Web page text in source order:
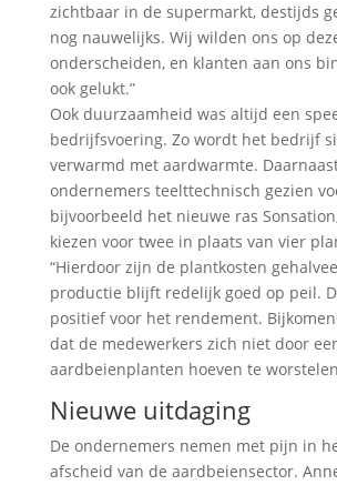
zichtbaar in de supermarkt, destijds
nog nauwelijks. Wij wilden ons op
onderscheiden, en klanten aan ons
ook gelukt.”
Ook duurzaamheid was altijd een
bedrijfsvoering. Zo wordt het bedrijf
verwarmd met aardwarmte.
ondernemers teelttechnisch gezien
bijvoorbeeld het nieuwe ras
kiezen voor twee in plaats van vier
“Hierdoor zijn de plantkosten
productie blijft redelijk goed op peil.
positief voor het rendement.
dat de medewerkers zich niet door
aardbeienplanten hoeven te
Nieuwe uitdaging
De ondernemers nemen met pijn in
afscheid van de aardbeiensector.